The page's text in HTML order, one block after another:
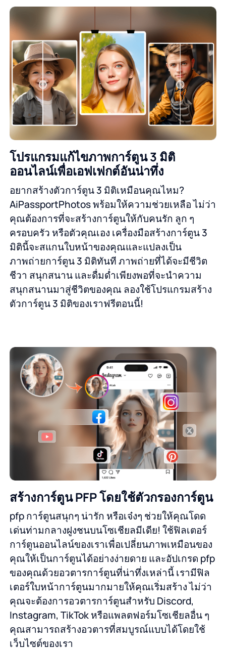
โปรแกรมแก้ไขภาพการ์ตูน 3 มิติ
ออนไลน์เพื่อเอฟเฟกต์อันน่าทึ่ง
อยากสร้างตัวการ์ตูน 3 มิติเหมือนคุณไหม?
AiPassportPhotos พร้อมให้ความช่วยเหลือ ไม่ว่า
คุณต้องการที่จะสร้างการ์ตูนให้กับคนรัก ลูก ๆ
ครอบครัว หรือตัวคุณเอง เครื่องมือสร้างการ์ตูน 3
มิตินี้จะสแกนใบหน้าของคุณและแปลงเป็น
ภาพถ่ายการ์ตูน 3 มิติทันที ภาพถ่ายที่ได้จะมีชีวิต
ชีวา สนุกสนาน และดื่มด่ำเพียงพอที่จะนำความ
สนุกสนานมาสู่ชีวิตของคุณ ลองใช้โปรแกรมสร้าง
ตัวการ์ตูน 3 มิติของเราฟรีตอนนี้!
สร้างการ์ตูน PFP โดยใช้ตัวกรองการ์ตูน
pfp การ์ตูนสนุกๆ น่ารัก หรือเจ๋งๆ ช่วยให้คุณโดด
เด่นท่ามกลางฝูงชนบนโซเชียลมีเดีย! ใช้ฟิลเตอร์
การ์ตูนออนไลน์ของเราเพื่อเปลี่ยนภาพเหมือนของ
คุณให้เป็นการ์ตูนได้อย่างง่ายดาย และอัปเกรด pfp
ของคุณด้วยอวตารการ์ตูนที่น่าทึ่งเหล่านี้ เรามีฟิล
เตอร์ใบหน้าการ์ตูนมากมายให้คุณเริ่มสร้าง ไม่ว่า
คุณจะต้องการอวตารการ์ตูนสำหรับ Discord,
Instagram, TikTok หรือแพลตฟอร์มโซเชียลอื่น ๆ
คุณสามารถสร้างอวตารที่สมบูรณ์แบบได้โดยใช้
เว็บไซต์ของเรา